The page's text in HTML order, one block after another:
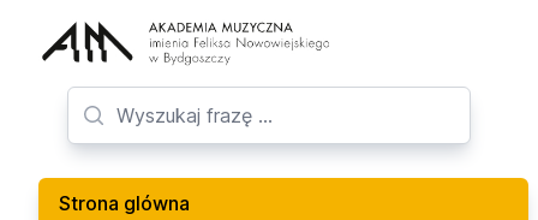
Strona glówna